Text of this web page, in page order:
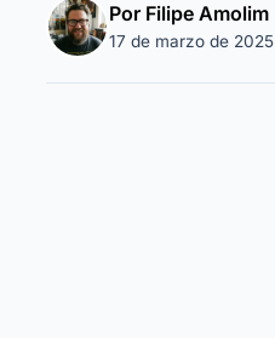
Por Filipe Amolim
17 de marzo de 2025